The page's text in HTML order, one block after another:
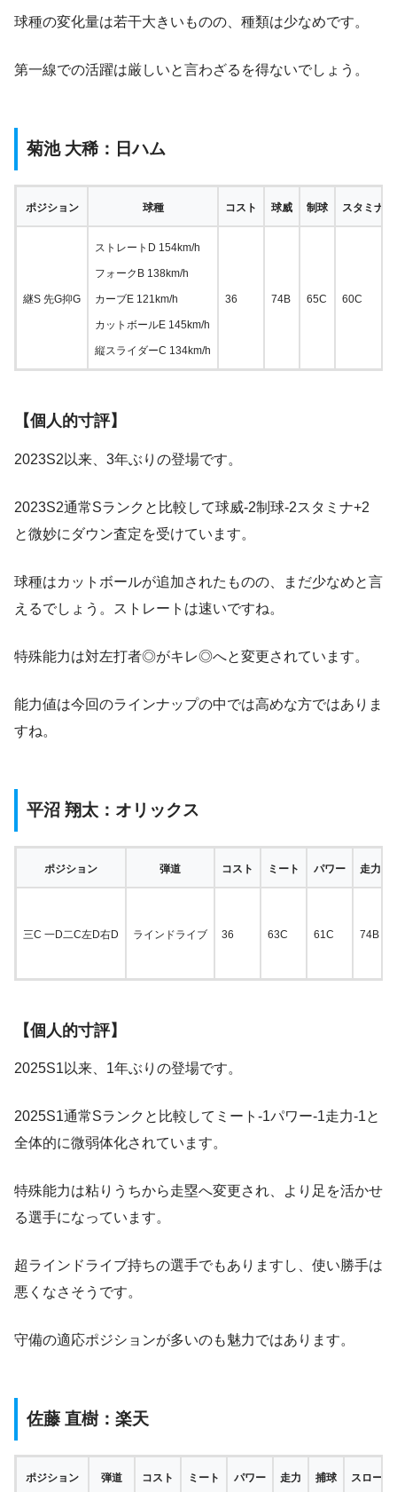
球種の変化量は若干大きいものの、種類は少なめです。
第一線での活躍は厳しいと言わざるを得ないでしょう。
菊池 大稀：日ハム
ポジション 球種 コスト 球威 制球 スタミナ
継S 先G抑G
ストレートD 154km/h
フォークB 138km/h
カーブE 121km/h
カットボールE 145km/h
縦スライダーC 134km/h
36 74B 65C 60C
【個人的寸評】
2023S2以来、3年ぶりの登場です。
2023S2通常Sランクと比較して球威-2制球-2スタミナ+2
と微妙にダウン査定を受けています。
球種はカットボールが追加されたものの、まだ少なめと言
えるでしょう。ストレートは速いですね。
特殊能力は対左打者◎がキレ◎へと変更されています。
能力値は今回のラインナップの中では高めな方ではありま
すね。
平沼 翔太：オリックス
ポジション 弾道 コスト ミート パワー 走力
三C 一D二C左D右D ラインドライブ 36 63C 61C 74B
【個人的寸評】
2025S1以来、1年ぶりの登場です。
2025S1通常Sランクと比較してミート-1パワー-1走力-1と
全体的に微弱体化されています。
特殊能力は粘りうちから走塁へ変更され、より足を活かせ
る選手になっています。
超ラインドライブ持ちの選手でもありますし、使い勝手は
悪くなさそうです。
守備の適応ポジションが多いのも魅力ではあります。
佐藤 直樹：楽天
ポジション 弾道 コスト ミート パワー 走力 捕球 スローイ